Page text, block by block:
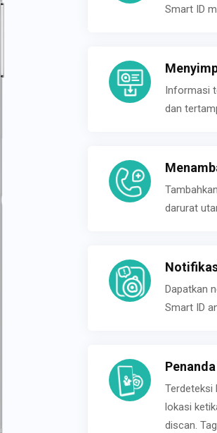
Smart ID
Informasi
dan
darurat
Dapatkan
Smart ID
Terdeteksi
lokasi
discan.